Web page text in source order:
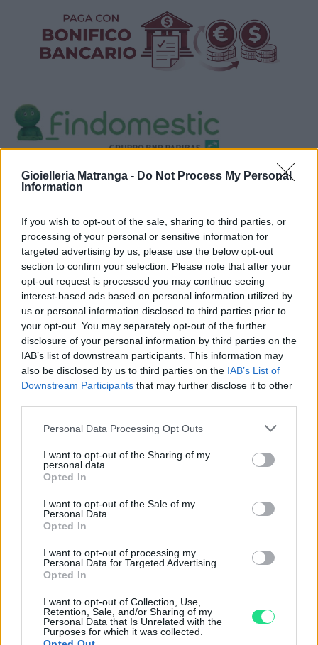
Gioielleria Matranga - Do Not Process My Personal
Information
If you wish to opt-out of the sale, sharing to third parties, or
processing of your personal or sensitive information for
targeted advertising by us, please use the below opt-out
section to confirm your selection. Please note that after your
opt-out request is processed you may continue seeing
interest-based ads based on personal information utilized by
us or personal information disclosed to third parties prior to
your opt-out. You may separately opt-out of the further
disclosure of your personal information by third parties on the
IAB’s list of downstream participants. This information may
also be disclosed by us to third parties on the IAB’s List of
Downstream Participants that may further disclose it to other
Please note that this website/app uses one or more Google
not limited to your visit or usage behaviour. You may click to
grant or deny consent to Google and its third-party tags to
use your data for below specified purposes in below Google
consent section.
Personal Data Processing Opt Outs
I want to opt-out of the Sharing of my
personal data.
Opted In
I want to opt-out of the Sale of my
Personal Data.
Opted In
I want to opt-out of processing my
Personal Data for Targeted Advertising.
Opted In
I want to opt-out of Collection, Use,
Retention, Sale, and/or Sharing of my
Personal Data that Is Unrelated with the
Purposes for which it was collected.
Visualizza proposte di finanziamento
Caratteristiche Prodotto
iRef:93
Google
4.8
Basato su 408 reviews
Powered byLocalImpact
nostro laboratorio di assistenza.
Spedizione gratuita
per ordini superiori a 150 euro.
Per maggiori dettagli consultate la nostra
all'acquisto
Contattaci per richiedere maggiori